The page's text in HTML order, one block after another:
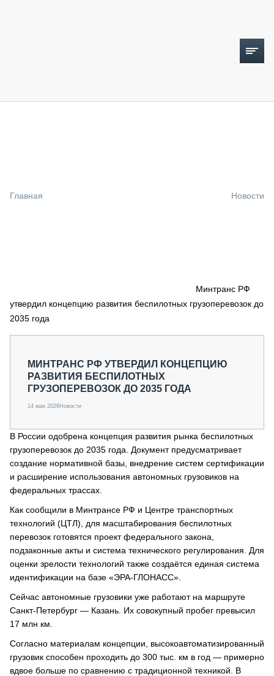
СПЕЦПРОЕКТЫ
МЕРОПРИЯТИЯ
СТАТЬИ ПО КАТЕГОРИЯМ ТЕХНИКИ
Главная Новости
Минтранс РФ
утвердил концепцию развития беспилотных грузоперевозок до
2035 года
МИНТРАНС РФ УТВЕРДИЛ КОНЦЕПЦИЮ
РАЗВИТИЯ БЕСПИЛОТНЫХ
ГРУЗОПЕРЕВОЗОК ДО 2035 ГОДА
14 мая 2026Новости
В России одобрена концепция развития рынка беспилотных
грузоперевозок до 2035 года. Документ предусматривает
создание нормативной базы, внедрение систем сертификации
и расширение использования автономных грузовиков на
федеральных трассах.
Как сообщили в Минтрансе РФ и Центре транспортных
технологий (ЦТЛ), для масштабирования беспилотных
перевозок готовятся проект федерального закона,
подзаконные акты и система технического регулирования. Для
оценки зрелости технологий также создаётся единая система
идентификации на базе «ЭРА-ГЛОНАСС».
Сейчас автономные грузовики уже работают на маршруте
Санкт-Петербург — Казань. Их совокупный пробег превысил
17 млн км.
Согласно материалам концепции, высокоавтоматизированный
грузовик способен проходить до 300 тыс. км в год — примерно
вдвое больше по сравнению с традиционной техникой. В